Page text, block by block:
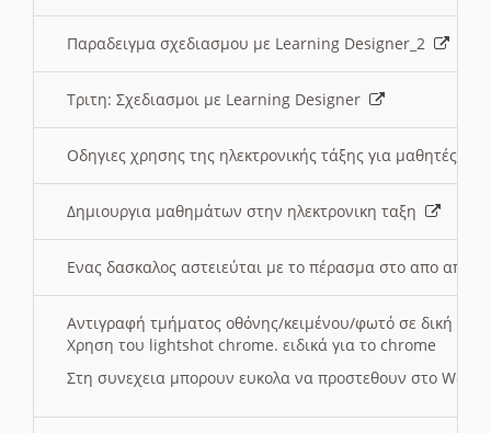
Παραδειγμα σχεδιασμου με Learning Designer_2
Τριτη: Σχεδιασμοι με Learning Designer
Οδηγιες χρησης της ηλεκτρονικής τάξης για μαθητές
Δημιουργια μαθημάτων στην ηλεκτρονικη ταξη
Ενας δασκαλος αστειεύται με το πέρασμα στο απο
Αντιγραφή τμήματος οθόνης/κειμένου/φωτό σε δική
Χρηση του lightshot chrome. ειδικά για το chrome
Στη συνεχεια μπορουν ευκολα να προστεθουν στο Word